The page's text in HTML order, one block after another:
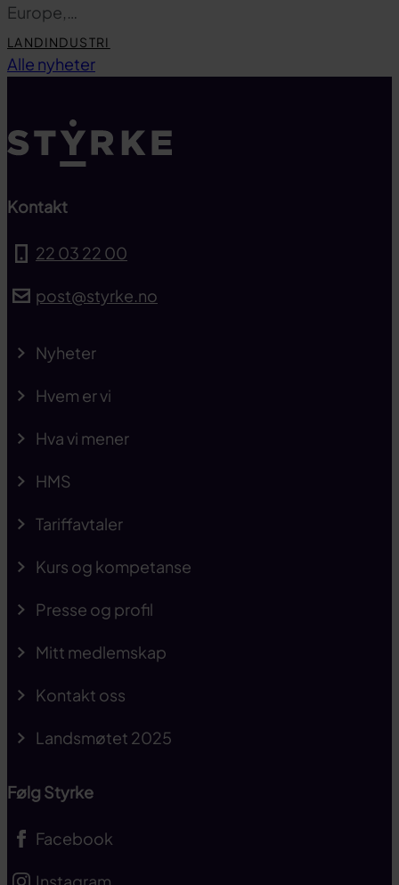
Europe,…
LANDINDUSTRI
Alle nyheter
Kontakt
22 03 22 00
post@styrke.no
Nyheter
Hvem er vi
Hva vi mener
HMS
Tariffavtaler
Kurs og kompetanse
Presse og profil
Mitt medlemskap
Kontakt oss
Landsmøtet 2025
Følg Styrke
Facebook
Instagram